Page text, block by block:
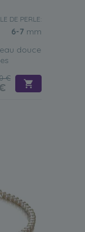
DE PERLE:
6-7 mm
douce
€